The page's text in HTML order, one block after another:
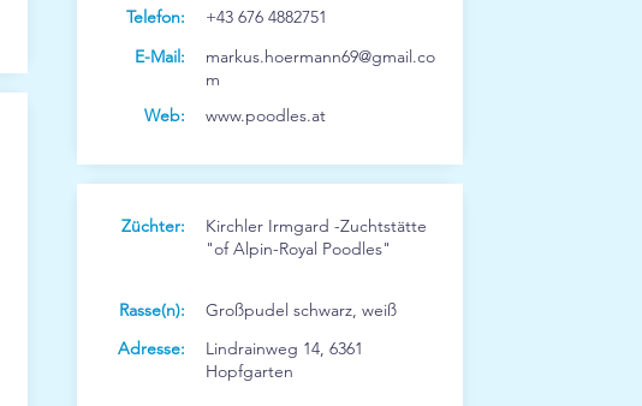
Telefon:
+43 676 4882751
E-Mail:
Web:
markus.hoermann69@gmail.co
m
www.poodles.at
Züchter:
Kirchler Irmgard -Zuchtstätte
"of Alpin-Royal Poodles"
Rasse(n):
Adresse:
Großpudel schwarz, weiß
Lindrainweg 14, 6361
Hopfgarten